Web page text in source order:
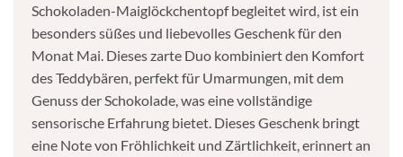
Schokoladen-Maiglöckchentopf begleitet wird, ist ein
besonders süßes und liebevolles Geschenk für den
Monat Mai. Dieses zarte Duo kombiniert den Komfort
des Teddybären, perfekt für Umarmungen, mit dem
Genuss der Schokolade, was eine vollständige
sensorische Erfahrung bietet. Dieses Geschenk bringt
eine Note von Fröhlichkeit und Zärtlichkeit, erinnert an